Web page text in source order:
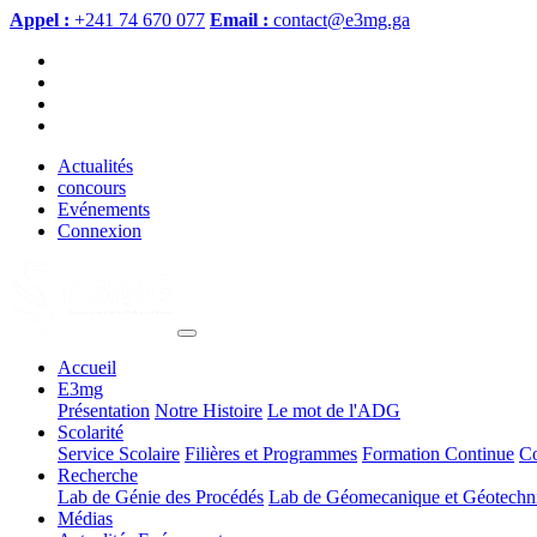
Appel : +241 74 670 077 Email : contact@e3mg.ga
Actualités
concours
Evénements
Connexion
Accueil
E3mg
Présentation Notre Histoire Le mot de l'ADG
Scolarité
Service Scolaire Filières et Programmes Formation Continue
Recherche
Lab de Génie des Procédés Lab de Géomecanique et
Médias